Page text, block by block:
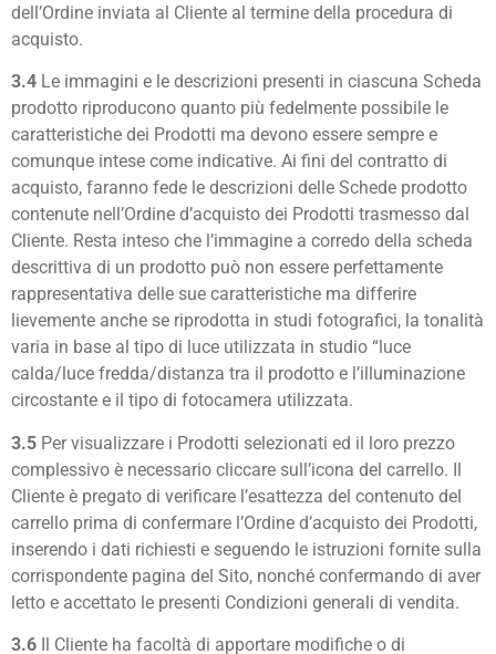
dell’Ordine inviata al Cliente al termine della procedura di
acquisto.
3.4 Le immagini e le descrizioni presenti in ciascuna Scheda
prodotto riproducono quanto più fedelmente possibile le
caratteristiche dei Prodotti ma devono essere sempre e
comunque intese come indicative. Ai fini del contratto di
acquisto, faranno fede le descrizioni delle Schede prodotto
contenute nell’Ordine d’acquisto dei Prodotti trasmesso dal
Cliente. Resta inteso che l’immagine a corredo della scheda
descrittiva di un prodotto può non essere perfettamente
rappresentativa delle sue caratteristiche ma differire
lievemente anche se riprodotta in studi fotografici, la tonalità
varia in base al tipo di luce utilizzata in studio “luce
calda/luce fredda/distanza tra il prodotto e l’illuminazione
circostante e il tipo di fotocamera utilizzata.
3.5 Per visualizzare i Prodotti selezionati ed il loro prezzo
complessivo è necessario cliccare sull’icona del carrello. Il
Cliente è pregato di verificare l’esattezza del contenuto del
carrello prima di confermare l’Ordine d’acquisto dei Prodotti,
inserendo i dati richiesti e seguendo le istruzioni fornite sulla
corrispondente pagina del Sito, nonché confermando di aver
letto e accettato le presenti Condizioni generali di vendita.
3.6 Il Cliente ha facoltà di apportare modifiche o di